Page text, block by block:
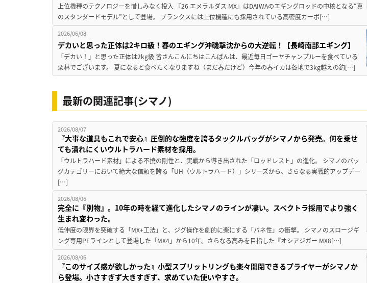
上位機種のテクノロジーを惜しみなく投入 『26 エメラルダス MX』はDAIWAのエギングロッドの中核となる“真
のスタンダードモデル”として登場。 ブランクスには上位機種にも採用されている高密度カーボ[…]
2026/06/08
デカいと思った正体は2キロ級！春のエギング沖磯撃沈からの大逆転！【長崎南部エギング】
「デカい！」と思った正体は2kg級 皆さんこんにちはこんばんは、最近毎日ゴーヤチャンプルーを食べている
栗林でございます。 夏になると食べたくなりますね（まだ春だけど）今年の春イカは各地で3kg越えの釣[…]
最新の関連記事(シマノ)
2026/08/07
『大事な道具もこれで安心』圧倒的な強度を誇るタックルバッグがシマノから発売。何を乗せ
ても潰れにくいウルトラハード素材を採用。
「ウルトラハード素材」による不撓の剛性と、実戦から導き出された「ロッドレスト」の進化。 シマノのバッ
グカテゴリーにおいて絶大な信頼を誇る「UH（ウルトラハード）」シリーズから、さらなる実戦的アップデー
[…]
2026/08/06
完全に『別物』。10年の時を経て進化したシマノのラインが凄い。スペクトラ採用でより強く
生まれ変わった。
低伸度の限界を突破する「MX+工法」と、ジグ操作を劇的に楽にする「バネ性」の衝撃。 シマノのスロージギ
ング専用PEラインとして登場した「MX4」から10年。さらなる高みを目指した『オシアジガー MX8[…]
2026/08/06
『このサイズ感が欲しかった』小型スプリットリングも楽々開閉できるプライヤーがシマノか
ら登場。小さすぎず大きすぎず、求めていた使いやすさ。